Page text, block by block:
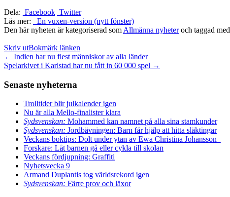
Dela: Facebook Twitter
Läs mer:
En vuxen-version (nytt fönster)
Den här nyheten är kategoriserad som Allmänna nyheteroch taggad med
Skriv utBokmärk länken
Inläggsnavigation
← Indien har nu flest människor av alla länder
Spelarkivet i Karlstad har nu fått in 60 000 spel →
Senaste nyheterna
Trolltider blir julkalender igen
Nu är alla Mello-finalister klara
Sydsvenskan: Mohammed kan namnet på alla sina stamkunder
Sydsvenskan: Jordbävningen: Barn får hjälp att hitta släktingar
Veckans boktips: Dolt under ytan av Ewa Christina Johansson
Forskare: Låt barnen gå eller cykla till skolan
Veckans fördjupning: Graffiti
Nyhetsvecka 9
Armand Duplantis tog världsrekord igen
Sydsvenskan: Färre prov och läxor